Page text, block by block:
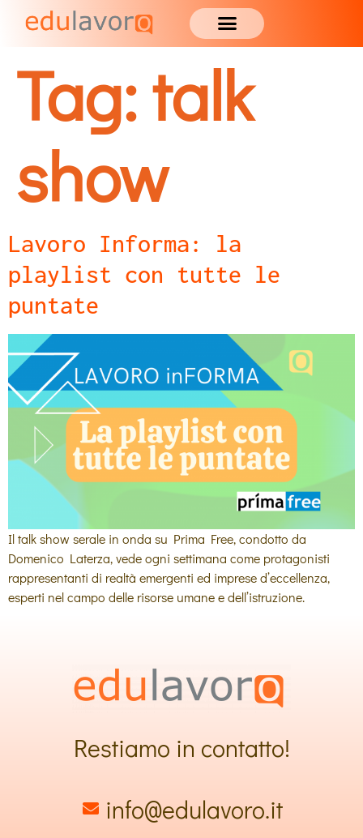
Tag:talk
show
Lavoro Informa: la
playlist con tutte le
puntate
Il talk show serale in onda su Prima Free, condotto da
Domenico Laterza, vede ogni settimana come protagonisti
rappresentanti di realtà emergenti ed imprese d’eccellenza,
esperti nel campo delle risorse umane e dell’istruzione.
Restiamo in contatto!
info@edulavoro.it